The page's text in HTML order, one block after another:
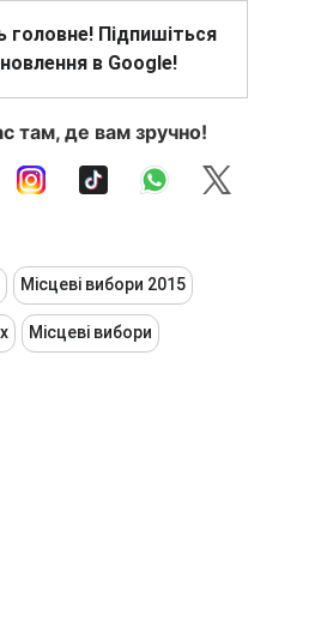
головне! Підпишіться
в Google!
там, де вам зручно!
Місцеві вибори 2015
Місцеві вибори